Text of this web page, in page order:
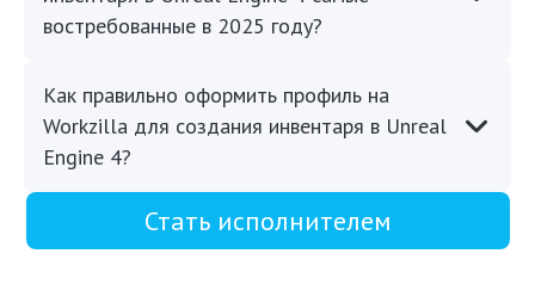
востребованные в 2025 году?
Как правильно оформить профиль на
Workzilla для создания инвентаря в Unreal
Engine 4?
Стать исполнителем